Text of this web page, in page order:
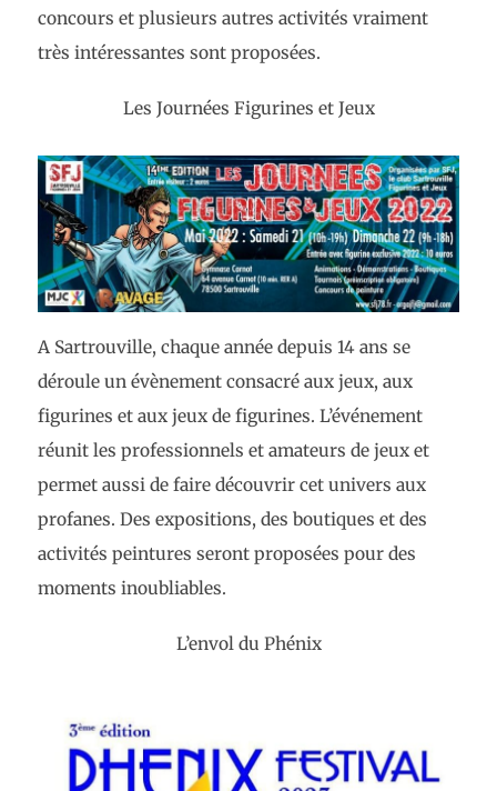
concours et plusieurs autres activités vraiment
très intéressantes sont proposées.
Les Journées Figurines et Jeux
A Sartrouville, chaque année depuis 14 ans se
déroule un évènement consacré aux jeux, aux
figurines et aux jeux de figurines. L’événement
réunit les professionnels et amateurs de jeux et
permet aussi de faire découvrir cet univers aux
profanes. Des expositions, des boutiques et des
activités peintures seront proposées pour des
moments inoubliables.
L’envol du Phénix